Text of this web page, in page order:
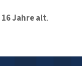
16 Jahre alt.